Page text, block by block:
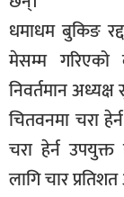
धमाधम बुकिङ
मेसम्म गरिएको
निवर्तमान
चितवनमा चरा
चरा हेर्न
लागि चार